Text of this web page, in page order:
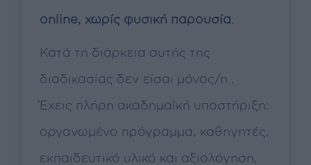
online, χωρίς φυσική παρουσία
Κατά τη διάρκεια αυτής της
διαδικασίας δεν είσαι μόνος/η .
Έχεις πλήρη ακαδημαϊκή υποστήριξη:
οργανωμένο πρόγραμμα, καθηγητές,
εκπαιδευτικό υλικό και αξιολόγηση,